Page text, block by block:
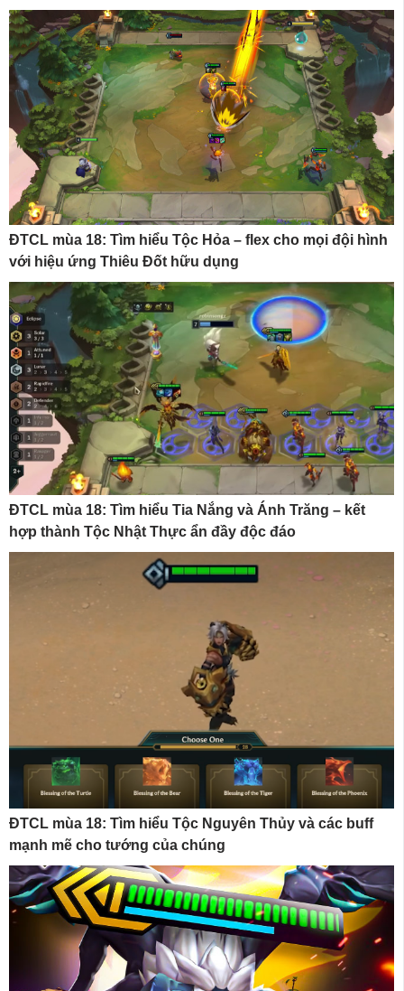
ĐTCL mùa 18: Tìm hiểu Tộc Hỏa – flex cho mọi đội hình
với hiệu ứng Thiêu Đốt hữu dụng
ĐTCL mùa 18: Tìm hiểu Tia Nắng và Ánh Trăng – kết
hợp thành Tộc Nhật Thực ẩn đầy độc đáo
ĐTCL mùa 18: Tìm hiểu Tộc Nguyên Thủy và các buff
mạnh mẽ cho tướng của chúng